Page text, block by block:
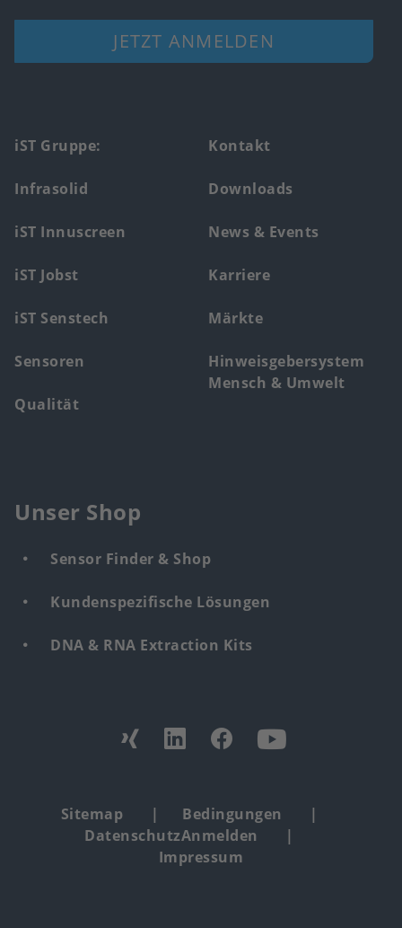
JETZT ANMELDEN
Footer
main
menu
iST Gruppe:
Infrasolid
iST Innuscreen
iST Jobst
iST Senstech
Sensoren
Qualität
Kontakt
Downloads
News & Events
Karriere
Märkte
Hinweisgebersystem
Mensch & Umwelt
Unser Shop
Sensor Finder & Shop
Kundenspezifische Lösungen
DNA & RNA Extraction Kits
Footer
Sitemap
Bedingungen
DatenschutzAnmelden
Impressum